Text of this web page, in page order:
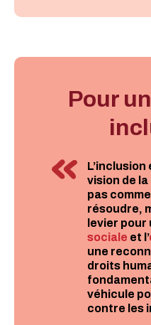
Pour
L’inclusion
vision de
pas
résoudre,
levier pour
sociale et l’
une
droits
véhicule
contre les